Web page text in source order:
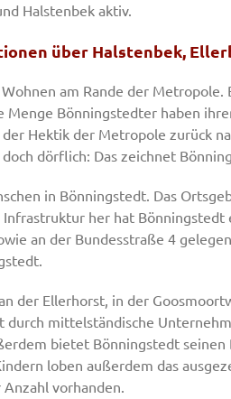
Halstenbek aktiv.
über Halstenbek,
am Rande der
Menge Bönningstedter haben
Hektik der Metropole zurück
dörflich: Das zeichnet
in Bönningstedt. Das
her hat
an der Bundesstraße 4
der Ellerhorst, in der
mittelständische
bietet Bönningstedt
loben außerdem das
vorhanden.